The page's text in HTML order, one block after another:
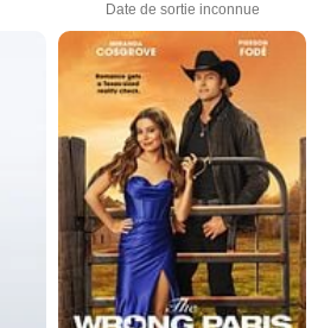
Date de sortie inconnue